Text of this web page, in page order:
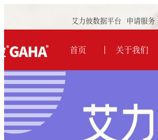
艾力彼数据平台 申请服务
首页 关于我们